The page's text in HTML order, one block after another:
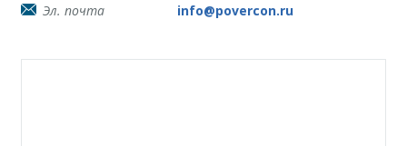
Эл. почта
info@povercon.ru